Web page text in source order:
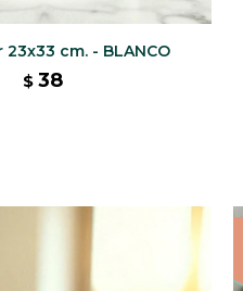
cm. - BLANCO
$ 38